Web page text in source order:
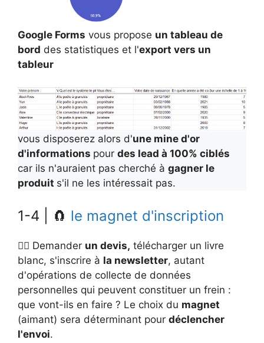
Google Forms vous propose un tableau de
bord des statistiques et l'export vers un
tableur
vous disposerez alors d'une mine d'or
d'informations pour des lead à 100% ciblés
car ils n'auraient pas cherché à gagner le
produit s'il ne les intéressait pas.
1-4 | 🧲 le magnet d'inscription
👉🏻 Demander un devis, télécharger un livre
blanc, s'inscrire à la newsletter, autant
d'opérations de collecte de données
personnelles qui peuvent constituer un frein :
que vont-ils en faire ? Le choix du magnet
(aimant) sera déterminant pour déclencher
l'envoi.